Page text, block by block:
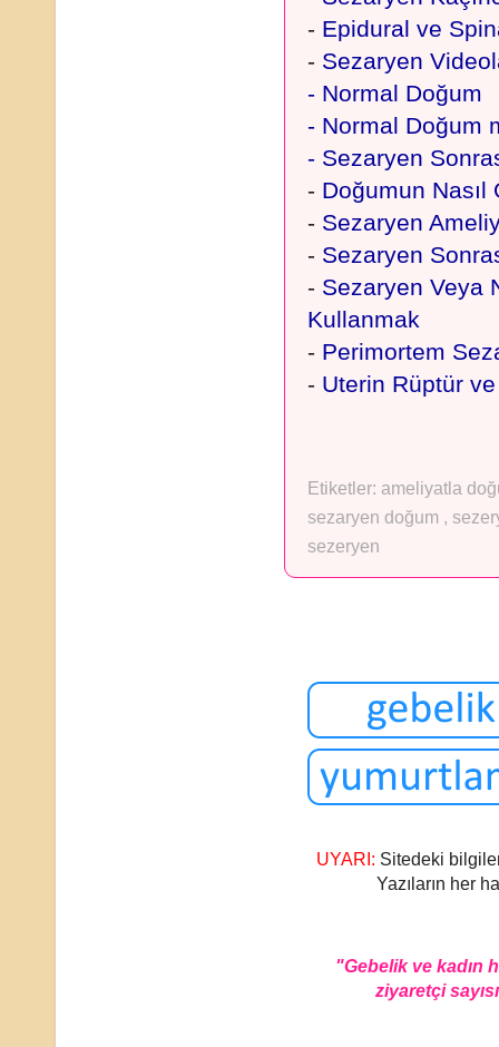
- Epidural ve
- Sezaryen
- Normal Doğum
- Normal Doğum
- Sezaryen
- Doğumun Nasıl
- Sezaryen
- Sezaryen
- Sezaryen Veya
Kullanmak
- Perimortem
- Uterin Rüptür ve
Etiketler: ameliyatla
sezaryen doğum ,
sezeryen
UYARI: Sitedeki
Yazıların her
"Gebelik ve kadın
ziyaretçi